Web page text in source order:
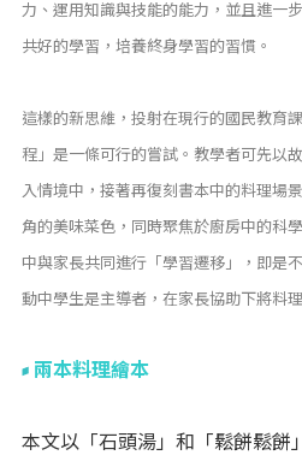
力、運用知識與技能的能力，並且進一
共好的學習，培養終身學習的習慣。
這樣的新思維，投射在現行的國民教育
程」是一條可行的嘗試。教學者可先以
入情境中，接著再復刻書本中的料理場
角的美味菜色，同時聚焦於廚房中的科
中與家長共同進行「學習遷移」，即是
動中學生是主導者，在家長協助下將料
兩本料理繪本
本文以「石頭湯」和「鬆餅鬆餅